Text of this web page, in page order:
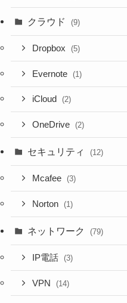
クラウド (9)
Dropbox (5)
Evernote (1)
iCloud (2)
OneDrive (2)
セキュリティ (12)
Mcafee (3)
Norton (1)
ネットワーク (79)
IP電話 (3)
VPN (14)